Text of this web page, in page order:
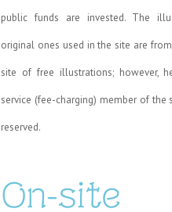
public funds are invested. The
original ones used in the site are from
site of free illustrations; however,
service (fee-charging) member of the
reserved.
On-site